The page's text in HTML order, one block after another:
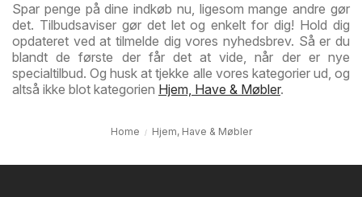
Spar penge på dine indkøb nu, ligesom mange andre gør
det. Tilbudsaviser gør det let og enkelt for dig! Hold dig
opdateret ved at tilmelde dig vores nyhedsbrev. Så er du
blandt de første der får det at vide, når der er nye
specialtilbud. Og husk at tjekke alle vores kategorier ud, og
altså ikke blot kategorien Hjem, Have & Møbler.
Home Hjem, Have & Møbler